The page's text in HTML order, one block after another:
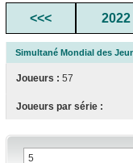
<<< 2022
Simultané Mondial des
Joueurs : 57
Joueurs par série :